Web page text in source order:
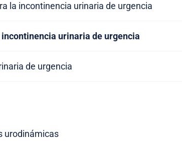
la incontinencia urinaria de urgencia
urinaria de urgencia
de urgencia
urodinámicas